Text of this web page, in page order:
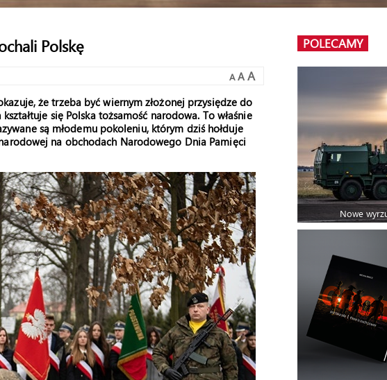
Polskę
A A A
że trzeba być wiernym złożonej przysiędze do
się Polska tożsamość narodowa. To właśnie
są młodemu pokoleniu, którym dziś hołduje
na obchodach Narodowego Dnia Pamięci
POLECAMY
Nowe